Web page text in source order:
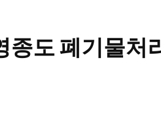
기
종도 폐기물처